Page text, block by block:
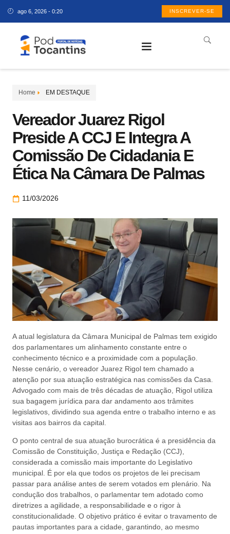
ago 6, 2026 - 0:20 INSCREVER-SE
Home EM DESTAQUE
Vereador Juarez Rigol
Preside A CCJ E Integra A
Comissão De Cidadania E
Ética Na Câmara De Palmas
11/03/2026
A atual legislatura da Câmara Municipal de Palmas tem exigido
dos parlamentares um alinhamento constante entre o
conhecimento técnico e a proximidade com a população.
Nesse cenário, o vereador Juarez Rigol tem chamado a
atenção por sua atuação estratégica nas comissões da Casa.
Advogado com mais de três décadas de atuação, Rigol utiliza
sua bagagem jurídica para dar andamento aos trâmites
legislativos, dividindo sua agenda entre o trabalho interno e as
visitas aos bairros da capital.
O ponto central de sua atuação burocrática é a presidência da
Comissão de Constituição, Justiça e Redação (CCJ),
considerada a comissão mais importante do Legislativo
municipal. É por ela que todos os projetos de lei precisam
passar para análise antes de serem votados em plenário. Na
condução dos trabalhos, o parlamentar tem adotado como
diretrizes a agilidade, a responsabilidade e o rigor à
constitucionalidade. O objetivo prático é evitar o travamento de
pautas importantes para a cidade, garantindo, ao mesmo